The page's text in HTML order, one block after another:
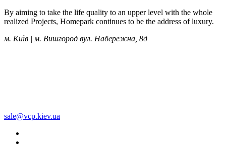
By aiming to take the life quality to an upper level with the whole
realized Projects, Homepark continues to be the address of luxury.
м. Київ | м. Вишгород вул. Набережна, 8д
sale@vcp.kiev.ua